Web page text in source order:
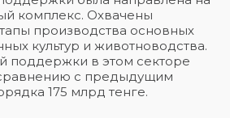
комплекс. Охвачены
производства основных
культур и животноводства.
поддержки в этом секторе
с предыдущим
175 млрд тенге.